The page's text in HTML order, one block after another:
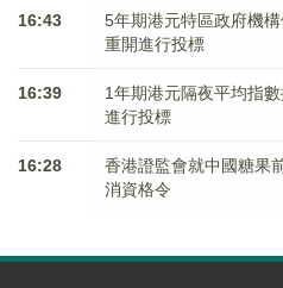
16:43
5年期港元特區政府機
重開進行投標
16:39
1年期港元隔夜平均指
進行投標
16:28
香港證監會就中國糖果
消資格令